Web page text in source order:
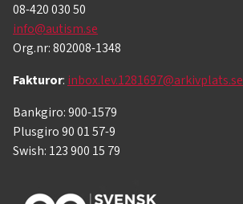
08-420 030 50
info@autism.se
Org.nr: 802008-1348
Fakturor: inbox.lev.1281697@arkivplats.se
Bankgiro: 900-1579
Plusgiro 90 01 57-9
Swish: 123 900 15 79